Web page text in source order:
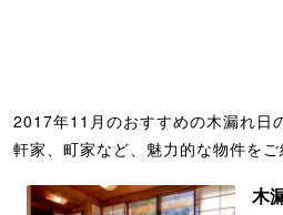
2017年11月のおすすめの木漏れ日
軒家、町家など、魅力的な物件をご
木